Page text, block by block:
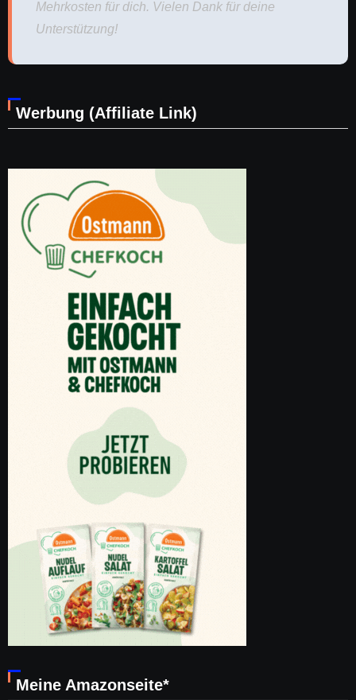
Mehrkosten für dich. Vielen Dank für deine
Unterstützung!
Werbung (Affiliate Link)
Meine Amazonseite*